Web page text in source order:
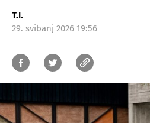
T.I.
29. svibanj 2026 19:56